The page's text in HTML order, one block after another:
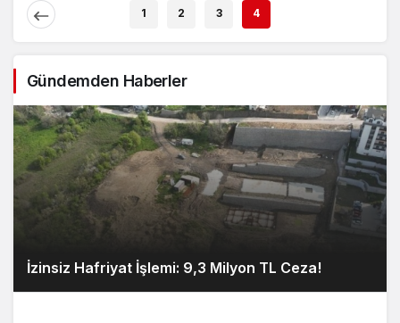
1 2 3 4
Gündemden Haberler
İzinsiz Hafriyat İşlemi: 9,3 Milyon TL Ceza!